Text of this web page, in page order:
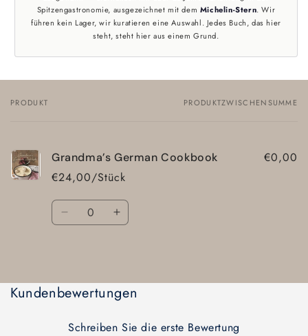
Spitzengastronomie, ausgezeichnet mit dem Michelin-Stern. Wir
führen kein Lager, wir kuratieren eine Auswahl. Jedes Buch, das hier
steht, steht hier aus einem Grund.
Dein
PRODUKT PRODUKTZWISCHENSUMME
Grandma’s German Cookbook
€24,00/Stück
€0,00
Anzahl
Verringere
Title
Erhöhe
Title
geladen ...
Kundenbewertungen
Schreiben Sie die erste Bewertung